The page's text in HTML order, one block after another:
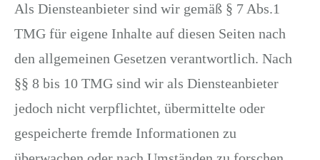
Als Diensteanbieter sind wir gemäß § 7 Abs.1
TMG für eigene Inhalte auf diesen Seiten nach
den allgemeinen Gesetzen verantwortlich. Nach
§§ 8 bis 10 TMG sind wir als Diensteanbieter
jedoch nicht verpflichtet, übermittelte oder
gespeicherte fremde Informationen zu